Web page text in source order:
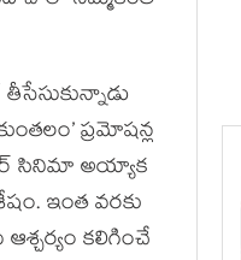
ప్రమోషన్ల
సినిమా అయ్యాక
ఇంత వరకు
కలిగించే